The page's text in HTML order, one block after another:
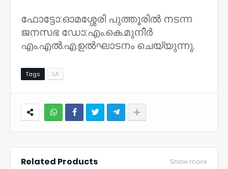
ഫോട്ടോ:ഓമശ്ശേരി പുത്തൂരിൽ നടന്ന
ജനസഭ ഡോ:എം.കെ.മുനീർ
എം.എൽ.എ.ഉൽഘാടനം ചെയ്യുന്നു.
Tags LA
Related Products Show more